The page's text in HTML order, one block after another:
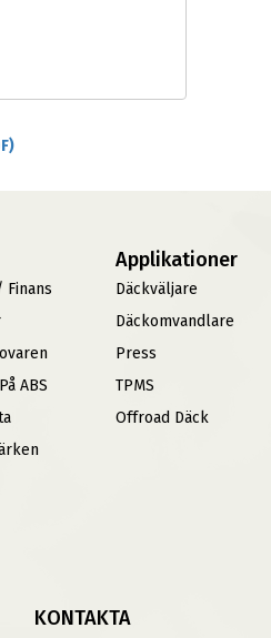
ABS
Applikationer
Däckväljare
Däckomvandlare
Press
TPMS
Offroad Däck
KONTAKTA